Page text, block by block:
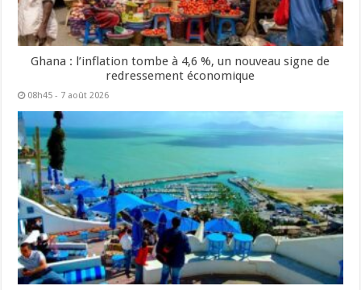
Ghana : l’inflation tombe à 4,6 %, un nouveau signe de
redressement économique
08h45 - 7 août 2026